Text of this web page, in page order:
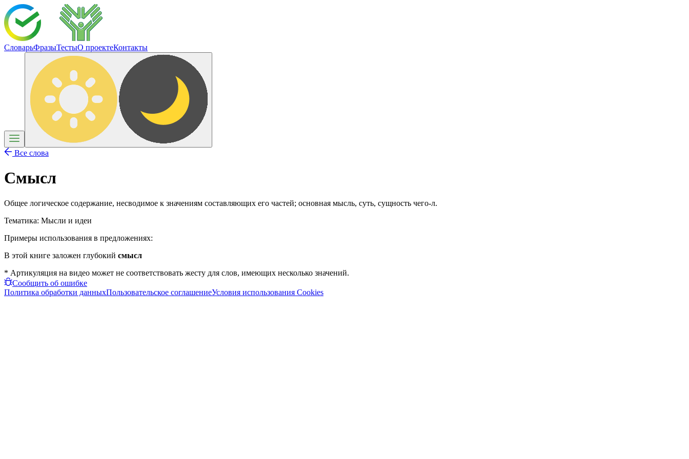
СловарьФразыТестыО проектеКонтакты
Все слова
Смысл
Общее логическое содержание, несводимое к значениям составляющих его частей; основная мысль, суть, сущность чего-л.
Тематика: Мысли и идеи
Примеры использования в предложениях:
В этой книге заложен глубокий смысл
* Артикуляция на видео может не соответствовать жесту для слов, имеющих несколько значений.
Сообщить об ошибке
Политика обработки данныхПользовательское соглашениеУсловия использования Cookies